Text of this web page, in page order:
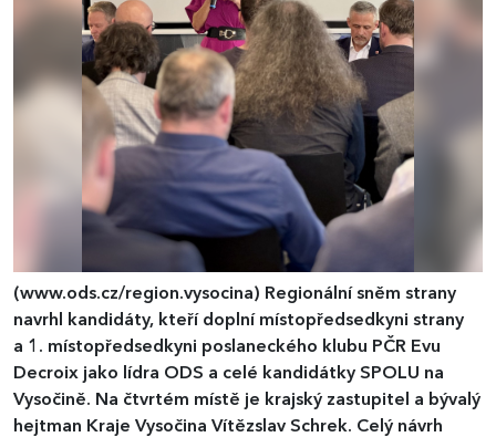
(www.ods.cz/region.vysocina) Regionální sněm strany
navrhl kandidáty, kteří doplní místopředsedkyni strany
a 1. místopředsedkyni poslaneckého klubu PČR Evu
Decroix jako lídra ODS a celé kandidátky SPOLU na
Vysočině. Na čtvrtém místě je krajský zastupitel a bývalý
hejtman Kraje Vysočina Vítězslav Schrek. Celý návrh